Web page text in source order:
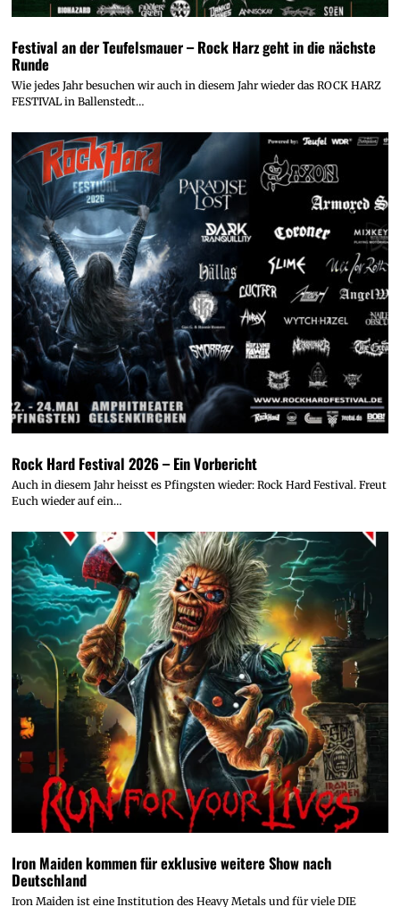
Festival an der Teufelsmauer – Rock Harz geht in die nächste
Runde
Wie jedes Jahr besuchen wir auch in diesem Jahr wieder das ROCK HARZ
FESTIVAL in Ballenstedt…
Rock Hard Festival 2026 – Ein Vorbericht
Auch in diesem Jahr heisst es Pfingsten wieder: Rock Hard Festival. Freut
Euch wieder auf ein…
Iron Maiden kommen für exklusive weitere Show nach
Deutschland
Iron Maiden ist eine Institution des Heavy Metals und für viele DIE